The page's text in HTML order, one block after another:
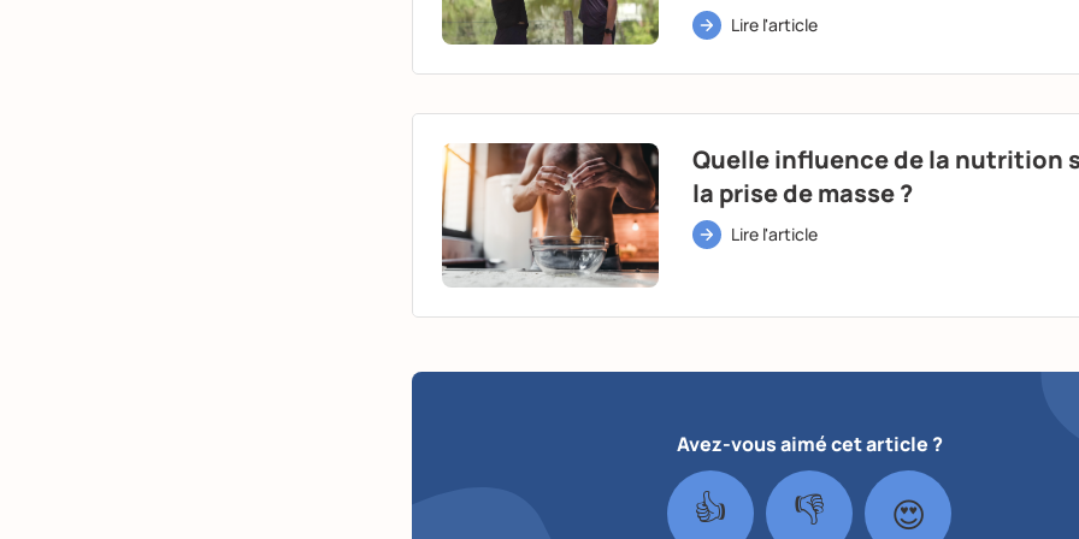
Lire l'article
Quelle influence de la nutrition
la prise de masse ?
Lire l'article
Avez-vous aimé cet article ?
👍 👎 😍